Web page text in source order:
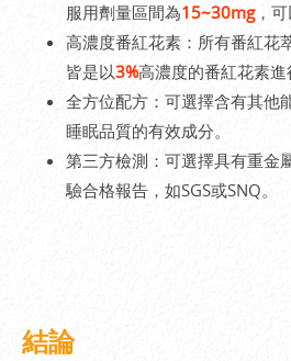
服用劑量區間為15~30mg，可
高濃度番紅花素：所有番紅花
皆是以3%高濃度的番紅花素進
全方位配方：可選擇含有其他
睡眠品質的有效成分。
第三方檢測：可選擇具有重金
驗合格報告，如SGS或SNQ。
結論